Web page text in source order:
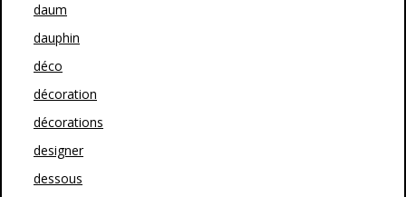
daum
dauphin
déco
décoration
décorations
designer
dessous